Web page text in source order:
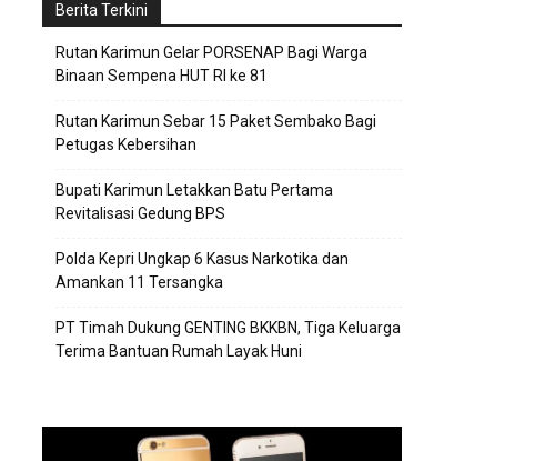
Berita Terkini
Rutan Karimun Gelar PORSENAP Bagi Warga
Binaan Sempena HUT RI ke 81
Rutan Karimun Sebar 15 Paket Sembako Bagi
Petugas Kebersihan
Bupati Karimun Letakkan Batu Pertama
Revitalisasi Gedung BPS
Polda Kepri Ungkap 6 Kasus Narkotika dan
Amankan 11 Tersangka
PT Timah Dukung GENTING BKKBN, Tiga Keluarga
Terima Bantuan Rumah Layak Huni